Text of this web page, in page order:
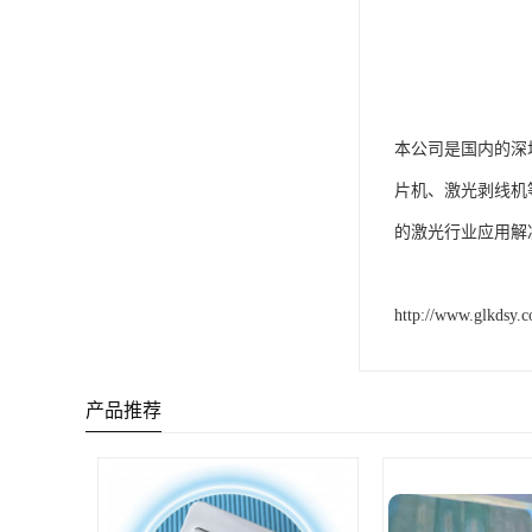
本公司是国内的
片机、激光剥线
的激光行业应用解
http://
产品推荐